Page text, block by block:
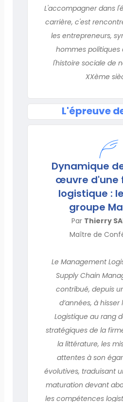
L'accompagner dans
carrière, c'est
les entrepreneurs,
hommes politiques
l'histoire sociale de
XXème
L'épreuve
Dynamique
œuvre d'une
logistique :
groupe
Par Thierry
Maître de
Le Management
Supply Chain
contribué, depuis
d’années, à hisser
Logistique au rang
stratégiques de la
la littérature, les
attentes à son
évolutives, traduisant
maturation devant
les compétences